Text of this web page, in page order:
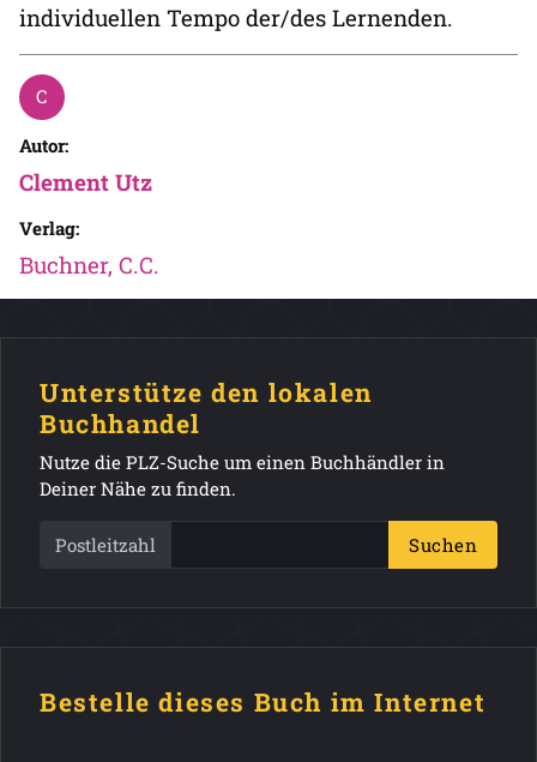
individuellen Tempo der/des Lernenden.
Autor:
Clement Utz
Verlag:
Buchner, C.C.
Unterstütze den lokalen
Buchhandel
Nutze die PLZ-Suche um einen Buchhändler in
Deiner Nähe zu finden.
Postleitzahl Suchen
Bestelle dieses Buch im Internet